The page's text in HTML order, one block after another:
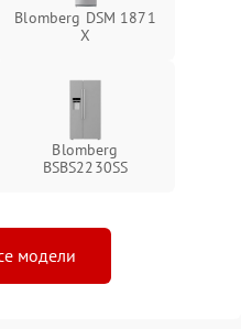
Blomberg DSM 1871
X
Blomberg
BSBS2230SS
модели